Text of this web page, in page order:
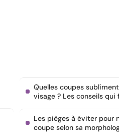
Quelles coupes
visage ? Les conseils
Les pièges à éviter pour
coupe selon sa